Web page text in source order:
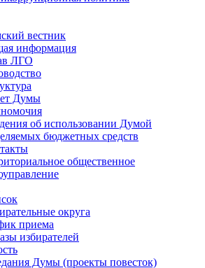
вестник
информация
ЛГО
Думы
об использовании Думой
бюджетных средств
общественное
округа
приема
избирателей
Думы (проекты повесток)